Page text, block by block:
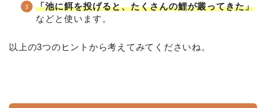
「池に餌を投げると、たくさんの鯉が叢ってきた」
などと使います。
以上の3つのヒントから考えてみてくださいね。